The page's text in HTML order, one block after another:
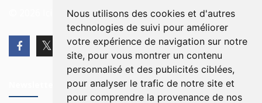
Nous utilisons des cookies et d'autres
technologies de suivi pour améliorer
votre expérience de navigation sur notre
site, pour vous montrer un contenu
personnalisé et des publicités ciblées,
pour analyser le trafic de notre site et
pour comprendre la provenance de nos
© 2026 Ici Beyrouth. Tous les droits sont réservés.